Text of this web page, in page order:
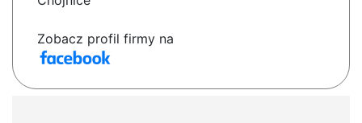
Zobacz profil firmy na